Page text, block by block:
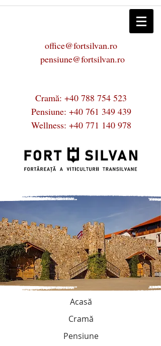
office@fortsilvan.ro
pensiune@fortsilvan.ro
Cramă: +40 788 754 523
Pensiune: +40 761 349 439
Wellness: +40 771 140 978
Acasă
Cramă
Pensiune